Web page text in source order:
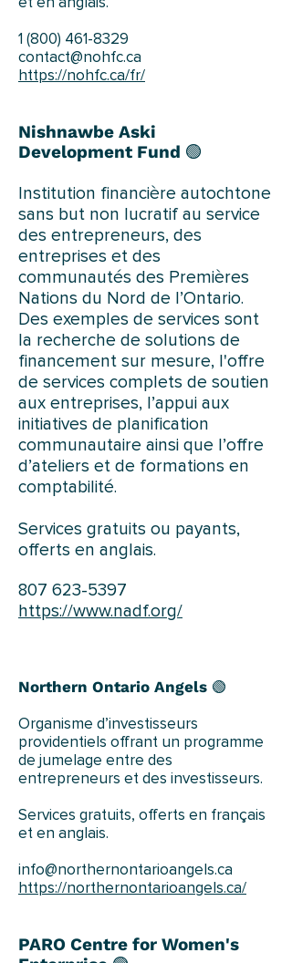
1 (800) 461-8329
contact@nohfc.ca
https://nohfc.ca/fr/
Nishnawbe Aski
Development Fund 🟢
Institution financière autochtone
sans but non lucratif au service
des entrepreneurs, des
entreprises et des
communautés des Premières
Nations du Nord de l’Ontario.
Des exemples de services sont
la recherche de solutions de
financement sur mesure, l'offre
de services complets de soutien
aux entreprises, l’appui aux
initiatives de planification
communautaire ainsi que l’offre
d’ateliers et de formations en
comptabilité.
Services gratuits ou payants,
offerts en anglais.
807 623-5397
https://www.nadf.org/
Northern Ontario Angels 🟢
Organisme d’investisseurs
providentiels offrant un programme
de jumelage entre des
entrepreneurs et des investisseurs.
Services gratuits, offerts en français
et en anglais.
info@northernontarioangels.ca
https://northernontarioangels.ca/
PARO Centre for Women's